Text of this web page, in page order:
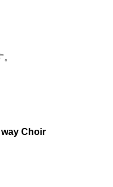
Choir